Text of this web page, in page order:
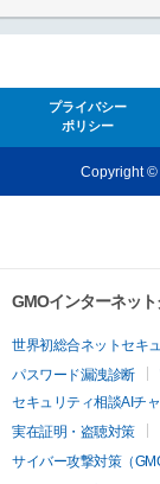
プライバシー
ポリシー
Copyright ©
GMOインターネッ
世界初総合ネットセキ
パスワード漏洩診断
セキュリティ相談AIチ
実在証明・盗聴対策
サイバー攻撃対策（